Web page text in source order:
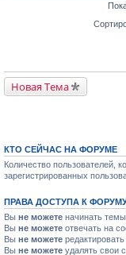
Новая Тема
КТО СЕЙЧАС НА ФОРУМЕ
Количество пользователей,
зарегистрированных
ПРАВА ДОСТУПА К
Вы не можете начинать темы
Вы не можете отвечать на
Вы не можете
Вы не можете удалять свои